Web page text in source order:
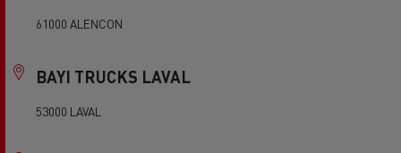
61000 ALENCON
BAYI TRUCKS LAVAL
53000 LAVAL